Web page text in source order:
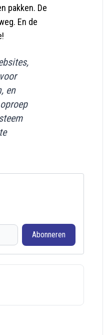
pakken. De
En de
en
Abonneren